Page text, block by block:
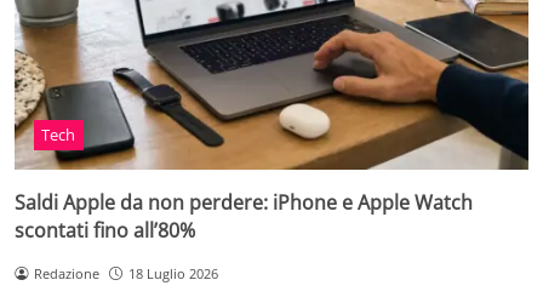
Tech
Saldi Apple da non perdere: iPhone e Apple Watch
scontati fino all’80%
Redazione 18 Luglio 2026